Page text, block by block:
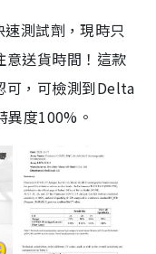
測試劑，現時只
送貨時間！這款
可，可檢測到Delta
度100%。